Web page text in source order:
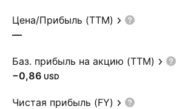
Цена/Прибыль (TTM)
—
Баз. прибыль на акцию (TTM)
−0,86 USD
Чистая прибыль (FY)